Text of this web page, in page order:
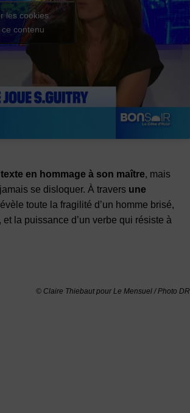
les cookies
contenu
en hommage à son maître, mais
se disloquer. À travers une
toute la fragilité d’un homme brisé,
la puissance d’un verbe qui résiste à
© Claire Thiebaut pour Le Mensuel / Photo DR